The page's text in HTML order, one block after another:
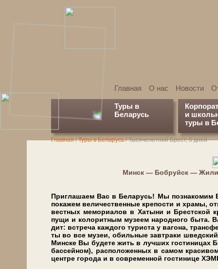
Главная О нас Новости
Туры в
Беларусь
и
туры в
Главная/Туры в Беларусь/Тысячелетний Брест, 5 дней
Минск — Бобруйск —
Приглашаем Вас в Бе­ла­русь! Мы познакомим
покажем величественные кре­по­сти и хра­мы,
ве­ст­ных мемориалов в Ха­ты­ни и Брест­ской
пу­щи и колоритным му­зе­ем на­род­но­го бы­та.
дит: встре­ча каж­до­го ту­ри­ста у ва­го­на,
ты во все му­зеи, обильные завтраки
Мин­ске Вы бу­де­те жить в луч­ших
бассейном), расположенных в самом
центре города и в современной гостинице